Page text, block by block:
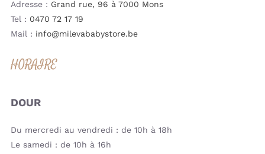
Adresse : Grand rue, 96 à 7000 Mons
Tel : 0470 72 17 19
Mail : info@milevababystore.be
HORAIRE
DOUR
Du mercredi au vendredi : de 10h à 18h
Le samedi : de 10h à 16h